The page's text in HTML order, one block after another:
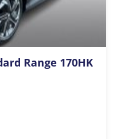
Range 170HK